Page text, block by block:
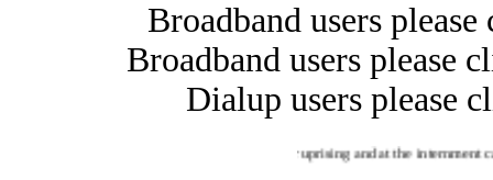
Broadband users
Broadband users please
Dialup users please
was sung at the GPO during the 1916 Easter uprising and at the internment